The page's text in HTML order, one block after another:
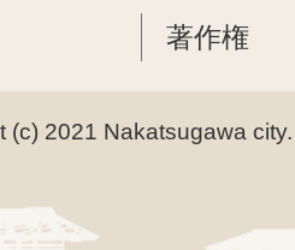
著作権
(c) 2021 Nakatsugawa